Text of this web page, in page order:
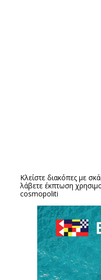
Κλείστε διακόπες με
λάβετε έκπτωση
cosmopoliti